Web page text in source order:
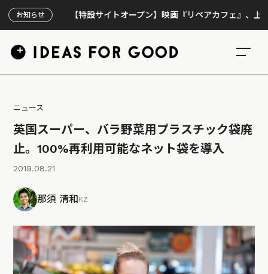
お知らせ【特設サイトオープン】映画『リペアカフェ』、上映300回
ニュース
英国スーパー、バラ野菜用プラスチック袋廃
止。100%再利用可能なネット袋を導入
2019.08.21
那須 清和KZ